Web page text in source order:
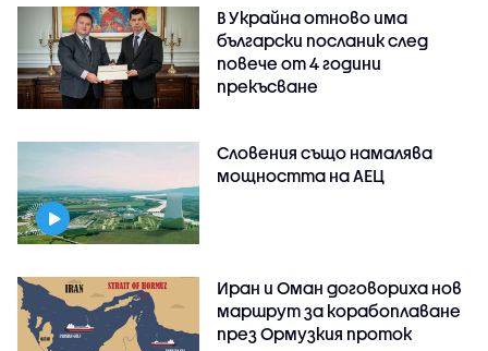
В Украйна отново има
български посланик след
повече от 4 години
прекъсване
Словения също намалява
мощността на АЕЦ
Иран и Оман договориха нов
маршрут за корабоплаване
през Ормузкия проток